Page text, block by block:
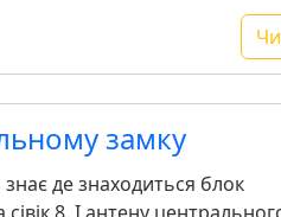
замку
де знаходиться блок